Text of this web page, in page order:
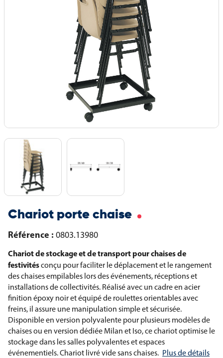
Chariot porte chaise
Référence : 0803.13980
Chariot de stockage et de transport pour chaises de
festivitésconçu pour faciliter le déplacement et le rangement
des chaises empilables lors des événements, réceptions et
installations de collectivités. Réalisé avec un cadre en acier
finition époxy noir et équipé de roulettes orientables avec
freins, il assure une manipulation simple et sécurisée.
Disponible en version polyvalente pour plusieurs modèles de
chaises ou en version dédiée Milan et Iso, ce chariot optimise le
stockage dans les salles polyvalentes et espaces
événementiels. Chariot livré vide sans chaises. Plus de détails